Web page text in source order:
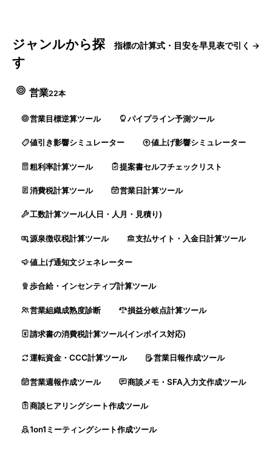
ジャンルから探
す
指標の計算式・目安を早見表で引く →
営業22本
営業目標逆算ツール パイプライン予測ツール
値引き影響シミュレーター 値上げ影響シミュレーター
粗利率計算ツール 提案書セルフチェックリスト
消費税計算ツール 営業日計算ツール
工数計算ツール(人日・人月・見積り)
源泉徴収税計算ツール 支払サイト・入金日計算ツール
値上げ通知文ジェネレーター
歩合給・インセンティブ計算ツール
営業組織成熟度診断 損益分岐点計算ツール
請求書の消費税計算ツール(インボイス対応)
運転資金・CCC計算ツール 営業日報作成ツール
営業週報作成ツール 商談メモ・SFA入力文作成ツール
商談ヒアリングシート作成ツール
1on1ミーティングシート作成ツール